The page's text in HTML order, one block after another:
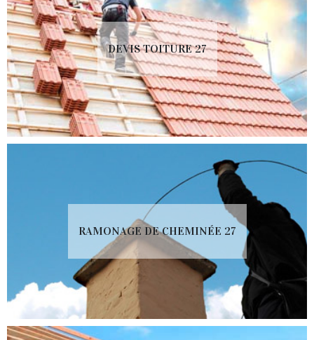
DEVIS TOITURE 27
RAMONAGE DE CHEMINÉE 27